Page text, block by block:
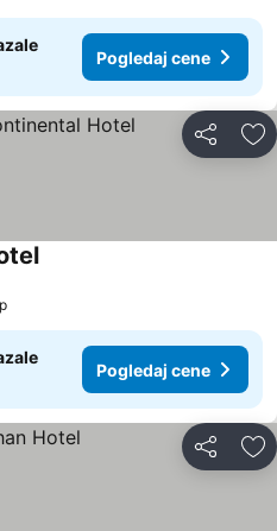
Pogledaj cene
Deli
Pogledaj cene
Pogledaj cene
Deli